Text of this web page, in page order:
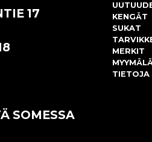
17
SOMESSA
KENGÄT
SUKAT
MERKIT
TIETOJA